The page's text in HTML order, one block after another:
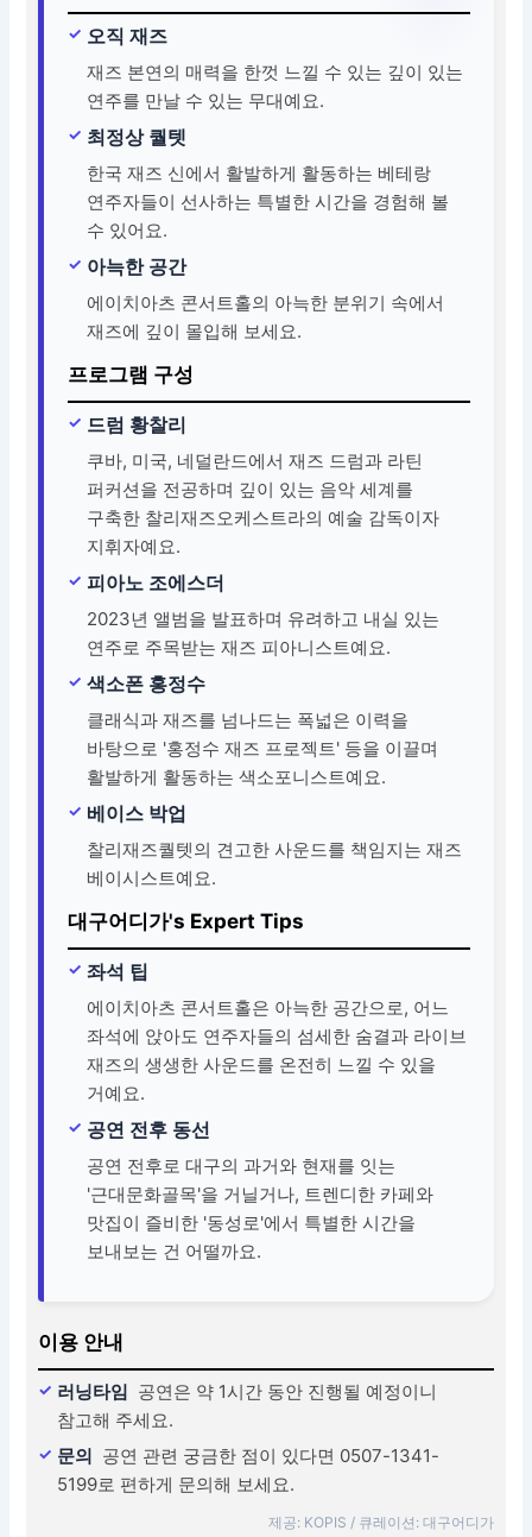
오직 재즈
재즈 본연의 매력을 한껏 느낄 수 있는 깊이 있는
연주를 만날 수 있는 무대예요.
최정상 퀄텟
한국 재즈 신에서 활발하게 활동하는 베테랑
연주자들이 선사하는 특별한 시간을 경험해 볼
수 있어요.
아늑한 공간
에이치아츠 콘서트홀의 아늑한 분위기 속에서
재즈에 깊이 몰입해 보세요.
프로그램 구성
드럼 황찰리
쿠바, 미국, 네덜란드에서 재즈 드럼과 라틴
퍼커션을 전공하며 깊이 있는 음악 세계를
구축한 찰리재즈오케스트라의 예술 감독이자
지휘자예요.
피아노 조에스더
2023년 앨범을 발표하며 유려하고 내실 있는
연주로 주목받는 재즈 피아니스트예요.
색소폰 홍정수
클래식과 재즈를 넘나드는 폭넓은 이력을
바탕으로 '홍정수 재즈 프로젝트' 등을 이끌며
활발하게 활동하는 색소포니스트예요.
베이스 박업
찰리재즈퀄텟의 견고한 사운드를 책임지는 재즈
베이시스트예요.
대구어디가's Expert Tips
좌석 팁
에이치아츠 콘서트홀은 아늑한 공간으로, 어느
좌석에 앉아도 연주자들의 섬세한 숨결과 라이브
재즈의 생생한 사운드를 온전히 느낄 수 있을
거예요.
공연 전후 동선
공연 전후로 대구의 과거와 현재를 잇는
'근대문화골목'을 거닐거나, 트렌디한 카페와
맛집이 즐비한 '동성로'에서 특별한 시간을
보내보는 건 어떨까요.
이용 안내
러닝타임 공연은 약 1시간 동안 진행될 예정이니
참고해 주세요.
문의 공연 관련 궁금한 점이 있다면 0507-1341-
5199로 편하게 문의해 보세요.
제공: KOPIS / 큐레이션: 대구어디가